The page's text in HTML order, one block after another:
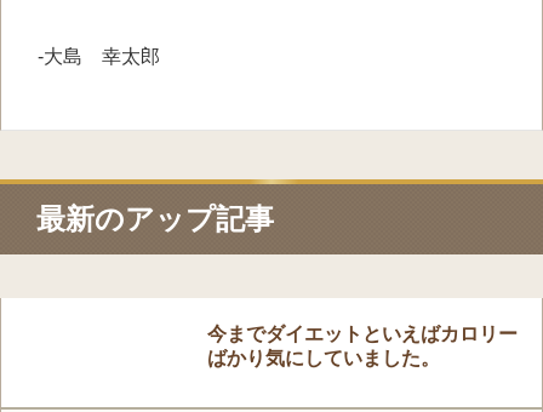
-大島 幸太郎
最新のアップ記事
今までダイエットといえばカロリー
ばかり気にしていました。